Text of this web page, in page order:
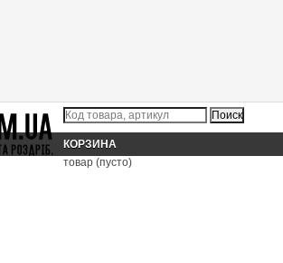
КОРЗИНА
товар (пусто)